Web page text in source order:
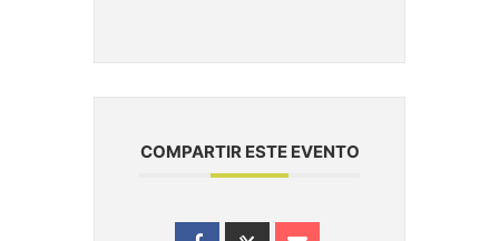
COMPARTIR ESTE EVENTO